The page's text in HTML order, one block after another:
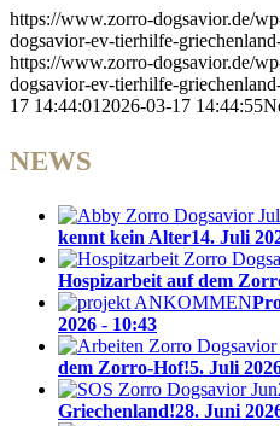
https://www.zorro-dogsavior.de/
dogsavior-ev-tierhilfe-
https://www.zorro-dogsavior.de/
dogsavior-ev-tierhilfe-
17 14:44:01 2026-03-17 14:44:55
NEWS
kennt kein Alter14. Juli
Hospizarbeit auf dem
2026 - 10:43
dem Zorro-Hof!5. Juli
Griechenland!28. Juni